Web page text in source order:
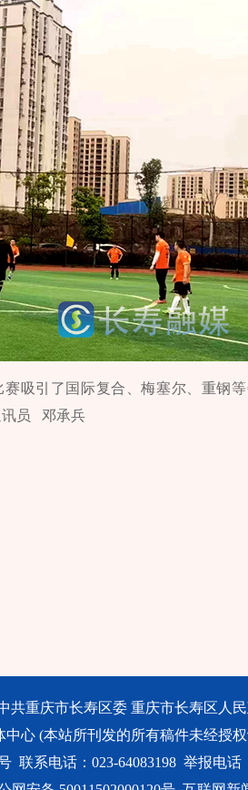
吸引了国际复合、梅塞尔、重钢等
讯员 邓承兵
共重庆市长寿区委 重庆市长寿区人
中心 (本站所刊发的所有稿件未经授
联系电话：023-64083198 举报电话